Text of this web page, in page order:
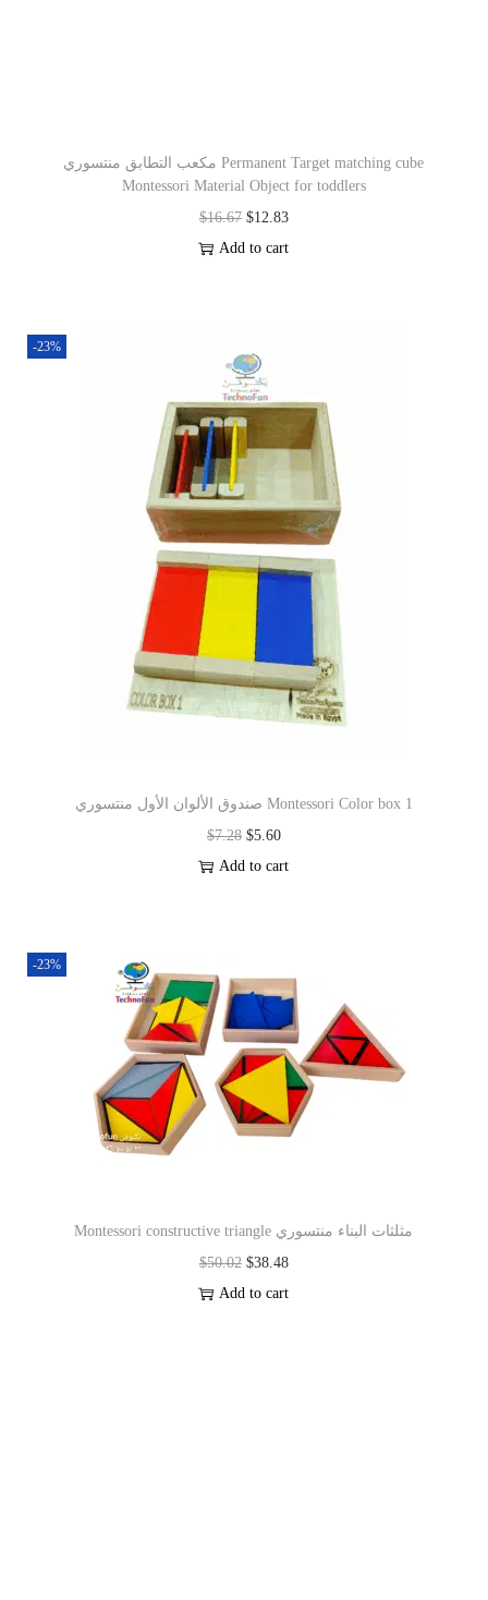
مكعب التطابق منتسوري Permanent Target matching cube
Montessori Material Object for toddlers
$16.67 $12.83
Add to cart
-23%
صندوق الألوان الأول منتسوري Montessori Color box 1
$7.28 $5.60
Add to cart
-23%
Montessori constructive triangle مثلثات البناء منتسوري
$50.02 $38.48
Add to cart